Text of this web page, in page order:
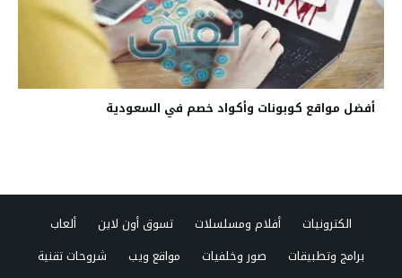
أفضل مواقع كوبونات وأكواد خصم في السعودية
الكترونيات أفلام ومسلسلات تسوق أون لاين
ألعاب
برامج وتطبيقات
صور وخلفيات مواقع ويب
شروحات تقنية